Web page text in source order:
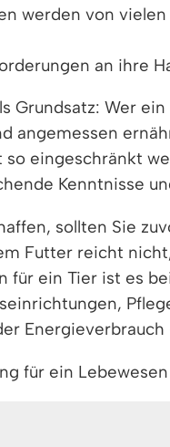
werden von
an ihre
Grundsatz: Wer
angemessen
eingeschränkt
Kenntnisse
sollten Sie
Futter reicht
für ein Tier ist es
für ein